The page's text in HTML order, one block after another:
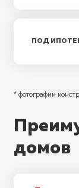
ПОД
* фотографии
домов